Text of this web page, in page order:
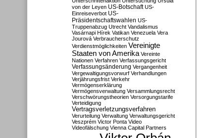
von der Leyen US-Botschaft US-
Einreiseverbot US-
Präsidentschaftswahlen US-
Truppenabzug Utrecht Vandalismus
Vasárnapi Hírek Vatikan Venezuela Vera
Jourová Verbraucherschutz
Verdienstmöglichkeiten Vereinigte
Staaten von Amerika Vereinte
Nationen Verfahren Verfassungsgericht
Verfassungsänderung Vergangenheit
Vergewaltigungsvorwurf Verhandlungen
Verjährungsfrist Verkehr
Vermögenserklärung
Vermögensverwaltung Versammlungsrecht
Verschwörungstheorien Versorgungstarife
Verteidigung
Vertragsverletzungsverfahren
Verurteilung Verwaltung Verwaltungsgericht
Veszprém Victor Ponta Video
Videofälschung Vienna Capital Partners